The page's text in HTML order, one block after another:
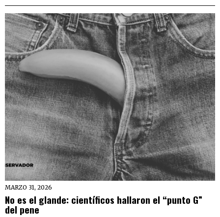
MARZO 31, 2026
No es el glande: científicos hallaron el “punto G”
del pene